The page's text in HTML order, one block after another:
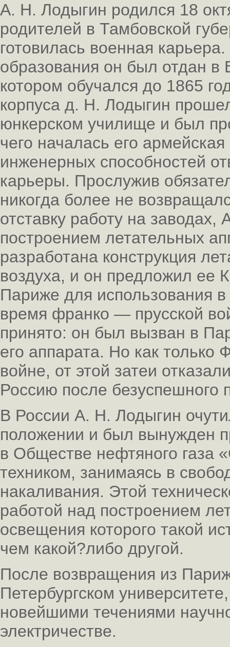
А. Н. Лодыгин родился 18
родителей в Тамбовской
готовилась военная
образования он был отдан в
котором обучался до 1865
корпуса д. Н. Лодыгин
юнкерском училище и был
чего началась его
инженерных способностей
карьеры. Прослужив
никогда более не
отставку работу на
построением летательных
разработана конструкция
воздуха, и он предложил ее
Париже для использования
время франко — прусской
принято: он был вызван в
его аппарата. Но как только
войне, от этой затеи
Россию после безуспешного
В России А. Н. Лодыгин
положении и был вынужден
в Обществе нефтяного газа
техником, занимаясь в
накаливания. Этой
работой над построением
освещения которого такой
чем какой?либо другой.
После возвращения из
Петербургском
новейшими течениями
электричестве.